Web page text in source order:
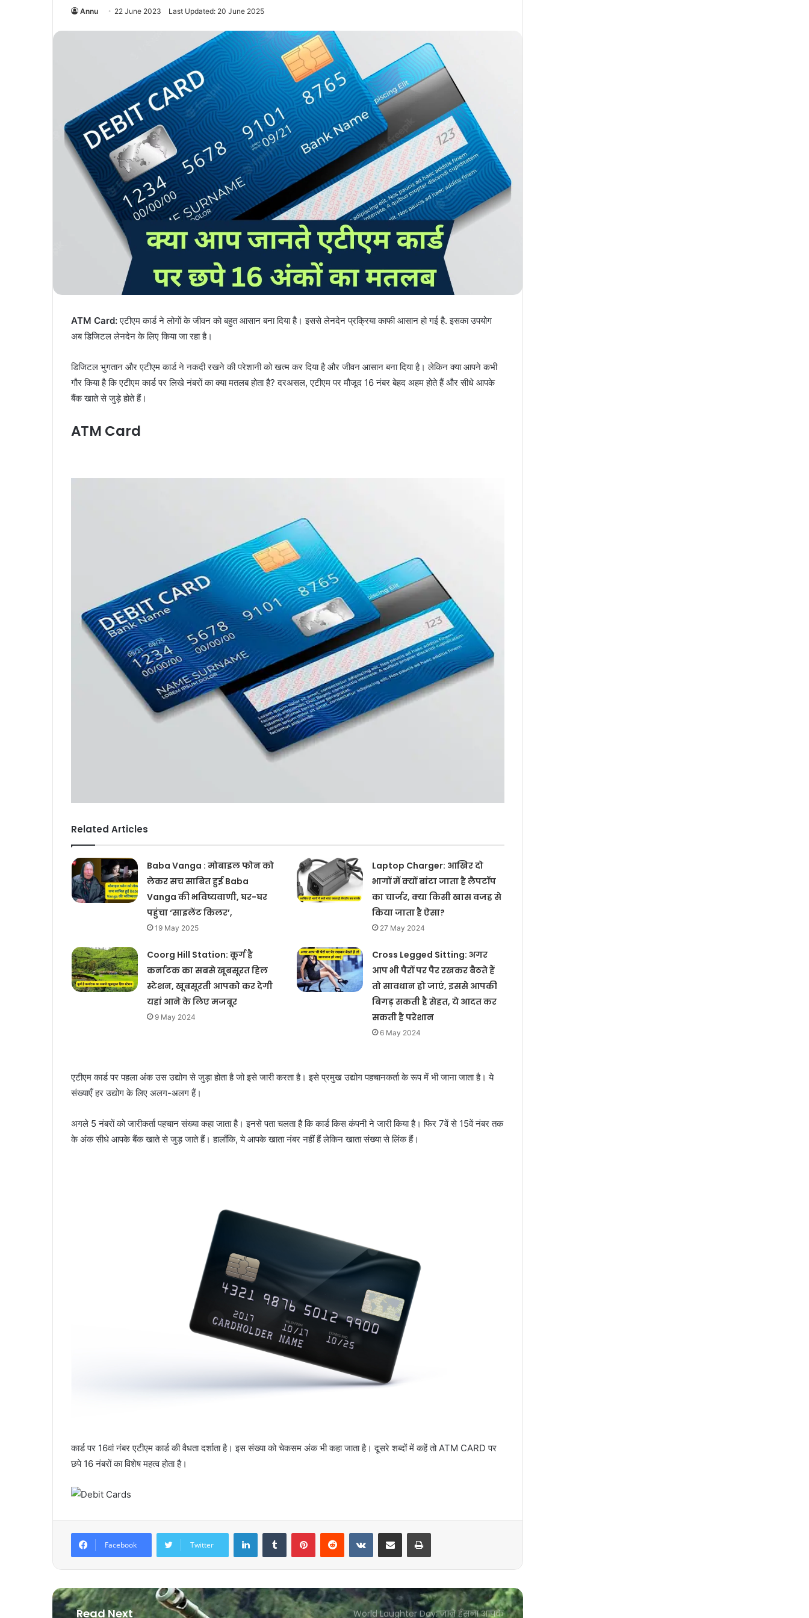
Annu 22 June 2023 Last Updated: 20 June 2025
ATM Card:एटीएम कार्ड ने लोगों के जीवन को बहुत आसान बना दिया है। इससे लेनदेन प्रक्रिया काफी आसान हो गई है. इसका उपयोग
अब डिजिटल लेनदेन के लिए किया जा रहा है।
डिजिटल भुगतान और एटीएम कार्ड ने नकदी रखने की परेशानी को खत्म कर दिया है और जीवन आसान बना दिया है। लेकिन क्या आपने कभी
गौर किया है कि एटीएम कार्ड पर लिखे नंबरों का क्या मतलब होता है? दरअसल, एटीएम पर मौजूद 16 नंबर बेहद अहम होते हैं और सीधे आपके
बैंक खाते से जुड़े होते हैं।
ATM Card
Related Articles
Baba Vanga : मोबाइल फोन को
लेकर सच साबित हुई Baba
Vanga की भविष्यवाणी, घर-घर
पहुंचा ‘साइलेंट किलर’,
19 May 2025
Laptop Charger: आखिर दो
भागों में क्यों बांटा जाता है लैपटॉप
का चार्जर, क्या किसी खास वजह से
किया जाता है ऐसा?
27 May 2024
Coorg Hill Station: कूर्ग है
कर्नाटक का सबसे खूबसूरत हिल
स्टेशन, खूबसूरती आपको कर देगी
यहां आने के लिए मजबूर
9 May 2024
Cross Legged Sitting: अगर
आप भी पैरों पर पैर रखकर बैठते हैं
तो सावधान हो जाएं, इससे आपकी
बिगड़ सकती है सेहत, ये आदत कर
सकती है परेशान
6 May 2024
एटीएम कार्ड पर पहला अंक उस उद्योग से जुड़ा होता है जो इसे जारी करता है। इसे प्रमुख उद्योग पहचानकर्ता के रूप में भी जाना जाता है। ये
संख्याएँ हर उद्योग के लिए अलग-अलग हैं।
अगले 5 नंबरों को जारीकर्ता पहचान संख्या कहा जाता है। इनसे पता चलता है कि कार्ड किस कंपनी ने जारी किया है। फिर 7वें से 15वें नंबर तक
के अंक सीधे आपके बैंक खाते से जुड़ जाते हैं। हालाँकि, ये आपके खाता नंबर नहीं हैं लेकिन खाता संख्या से लिंक हैं।
कार्ड पर 16वां नंबर एटीएम कार्ड की वैधता दर्शाता है। इस संख्या को चेकसम अंक भी कहा जाता है। दूसरे शब्दों में कहें तो ATM CARD पर
छपे 16 नंबरों का विशेष महत्व होता है।
Facebook Twitter
Read Next
Forbes Richest Women in 2024:
मिलिये दुनिया की सबसे अमीर महिलाएं से,
इनकी नेटवर्थ इतनी है कि जान उड़ जाएंगे
आपके होश
Ujjain News : कोई भी बाहरी इंसान रात में
उज्जैन में क्यों नहीं रुकता? जानिए इसके
पीछे की चौंकाने वाली वजह ,
Research On Electricity: अब मानव
Gurgaon Court News: कोर्ट में जज को
दो अंगुलियों से सलाम करने पर एसीपी पर
हैरान,जानिए एवोकाडो खाने के फायदे
Indian Politician: सफ़ेद रंग कैसे हो बन
गया नेताओं का रंग, भारत के अधिकतर
World Laughter Day: जाने हँसना आपके